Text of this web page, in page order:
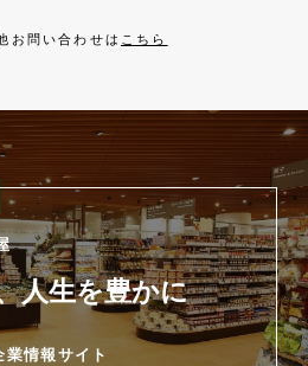
お問い合わせは こちら
人生を豊かに
情報サイト